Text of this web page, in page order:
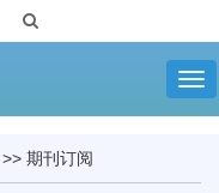
>> 期刊订阅